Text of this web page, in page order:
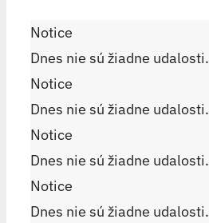
Notice
Dnes nie sú žiadne udalosti.
Notice
Dnes nie sú žiadne udalosti.
Notice
Dnes nie sú žiadne udalosti.
Notice
Dnes nie sú žiadne udalosti.